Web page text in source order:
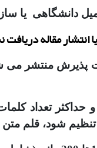
پذیرش منتشر